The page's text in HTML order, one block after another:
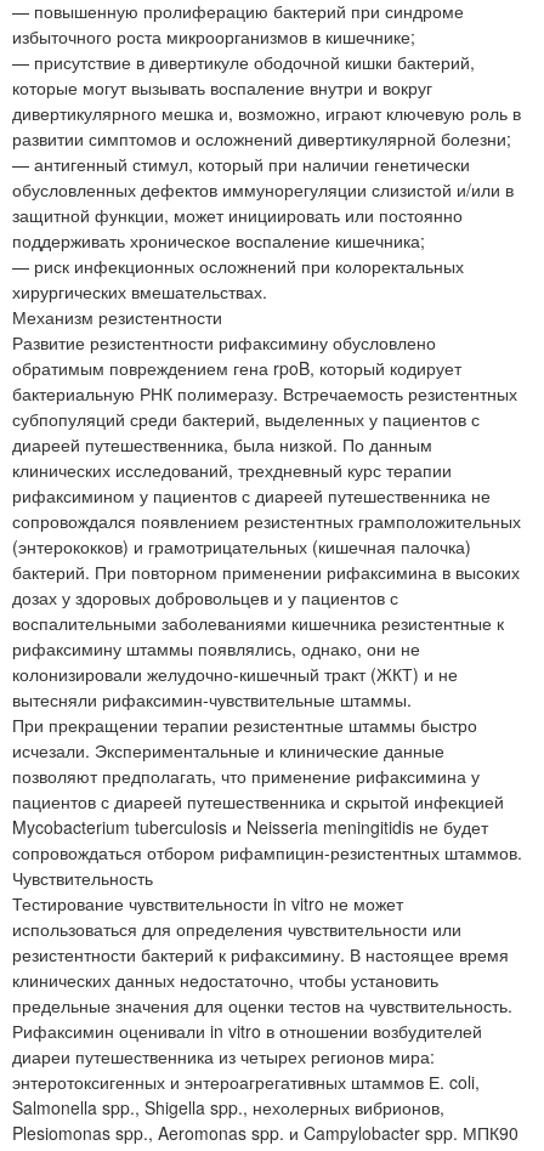
— повышенную пролиферацию бактерий при синдроме
избыточного роста микроорганизмов в кишечнике;
— присутствие в дивертикуле ободочной кишки бактерий,
которые могут вызывать воспаление внутри и вокруг
дивертикулярного мешка и, возможно, играют ключевую роль в
развитии симптомов и осложнений дивертикулярной болезни;
— антигенный стимул, который при наличии генетически
обусловленных дефектов иммунорегуляции слизистой и/или в
защитной функции, может инициировать или постоянно
поддерживать хроническое воспаление кишечника;
— риск инфекционных осложнений при колоректальных
хирургических вмешательствах.
Механизм резистентности
Развитие резистентности рифаксимину обусловлено
обратимым повреждением гена rpoB, который кодирует
бактериальную РНК полимеразу. Встречаемость резистентных
субпопуляций среди бактерий, выделенных у пациентов с
диареей путешественника, была низкой. По данным
клинических исследований, трехдневный курс терапии
рифаксимином у пациентов с диареей путешественника не
сопровождался появлением резистентных грамположительных
(энтерококков) и грамотрицательных (кишечная палочка)
бактерий. При повторном применении рифаксимина в высоких
дозах у здоровых добровольцев и у пациентов с
воспалительными заболеваниями кишечника резистентные к
рифаксимину штаммы появлялись, однако, они не
колонизировали желудочно-кишечный тракт (ЖКТ) и не
вытесняли рифаксимин-чувствительные штаммы.
При прекращении терапии резистентные штаммы быстро
исчезали. Экспериментальные и клинические данные
позволяют предполагать, что применение рифаксимина у
пациентов с диареей путешественника и скрытой инфекцией
Mycobacterium tuberculosis и Neisseria meningitidis не будет
сопровождаться отбором рифампицин-резистентных штаммов.
Чувствительность
Тестирование чувствительности in vitro не может
использоваться для определения чувствительности или
резистентности бактерий к рифаксимину. В настоящее время
клинических данных недостаточно, чтобы установить
предельные значения для оценки тестов на чувствительность.
Рифаксимин оценивали in vitro в отношении возбудителей
диареи путешественника из четырех регионов мира:
энтеротоксигенных и энтероагрегативных штаммов Е. coli,
Salmonella spp., Shigella spp., нехолерных вибрионов,
Plesiomonas spp., Aeromonas spp. и Campylobacter spp. МПК90